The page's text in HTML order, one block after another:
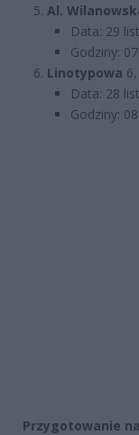
Al.
Data: 29
Godziny:
Linotypowa
Data: 28
Godziny:
Przygotowanie